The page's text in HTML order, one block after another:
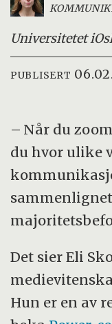
Universitetet i
PUBLISERT
– Når du
du hvor ulike
Det sier Eli
Hun er en av